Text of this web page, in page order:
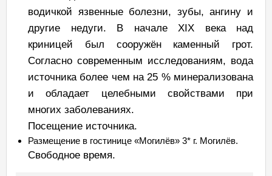
водичкой язвенные болезни, зубы, ангину и
другие недуги. В начале XIX века над
криницей был сооружён каменный грот.
Согласно современным исследованиям, вода
источника более чем на 25 % минерализована
и обладает целебными свойствами при
многих заболеваниях.
Посещение источника.
Размещение в гостинице «Могилёв» 3* г. Могилёв.
Свободное время.